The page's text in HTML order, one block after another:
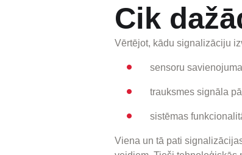
Cik
Vērtējot, kādu signalizāciju
sensoru
trauksmes signāla
sistēmas
Viena un tā pati